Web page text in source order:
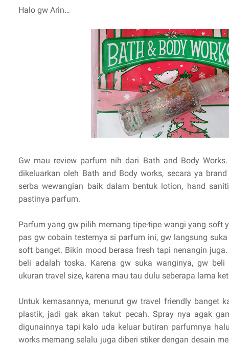
Halo gw Arin…
Gw mau review parfum nih dari Bath and Body
dikeluarkan oleh Bath and Body works, secara ya
serba wewangian baik dalam bentuk lotion, hand
pastinya parfum.
Parfum yang gw pilih memang tipe-tipe wangi yang soft
pas gw cobain testernya si parfum ini, gw langsung
soft banget. Bikin mood berasa fresh tapi nenangin
beli adalah toska. Karena gw suka wanginya, gw
ukuran travel size, karena mau tau dulu seberapa lama
Untuk kemasannya, menurut gw travel friendly banget
plastik, jadi gak akan takut pecah. Spray nya agak
digunainnya tapi kalo uda keluar butiran parfumnya
works memang selalu juga diberi stiker dengan desain